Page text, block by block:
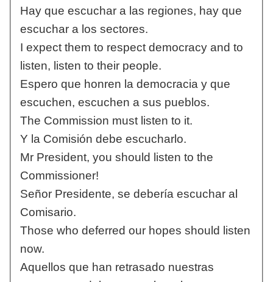
Hay que escuchar a las regiones, hay que
escuchar a los sectores.
I expect them to respect democracy and to
listen, listen to their people.
Espero que honren la democracia y que
escuchen, escuchen a sus pueblos.
The Commission must listen to it.
Y la Comisión debe escucharlo.
Mr President, you should listen to the
Commissioner!
Señor Presidente, se debería escuchar al
Comisario.
Those who deferred our hopes should listen
now.
Aquellos que han retrasado nuestras